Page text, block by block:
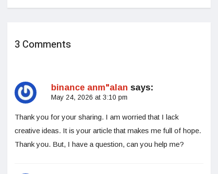
3 Comments
binance anm"alan says:
May 24, 2026 at 3:10 pm
Thank you for your sharing. I am worried that I lack
creative ideas. It is your article that makes me full of hope.
Thank you. But, I have a question, can you help me?